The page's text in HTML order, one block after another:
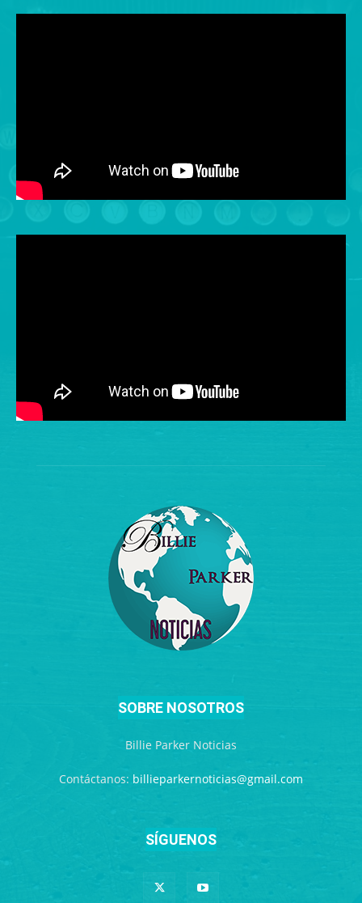
SOBRE NOSOTROS
Billie Parker Noticias
Contáctanos: billieparkernoticias@gmail.com
SÍGUENOS